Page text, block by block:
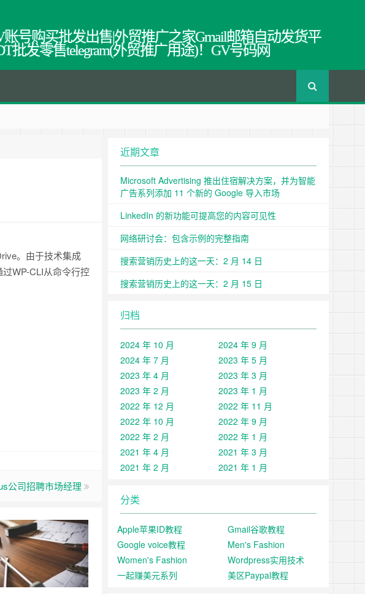
号购买批发出售|外贸推广之家Gmail邮箱自动发货平
批发零售telegram(外贸推广用途)！GV号码网
。由于技术集成
WP-CLI从命令行控
公司招聘市场经理
近期文章
Microsoft Advertising 推出住宿解决方案，并为智能
广告系列添加 11 个新的 Google 导入市场
LinkedIn 的新功能可提高您的内容可见性
网络研讨会：包含示例的完整指南
搜索营销历史上的这一天：2 月 14 日
搜索营销历史上的这一天：2 月 15 日
归档
2024 年 10 月
2024 年 9 月
2024 年 7 月
2023 年 5 月
2023 年 4 月
2023 年 3 月
2023 年 2 月
2023 年 1 月
2022 年 12 月
2022 年 11 月
2022 年 10 月
2022 年 9 月
2022 年 2 月
2022 年 1 月
2021 年 4 月
2021 年 3 月
2021 年 2 月
2021 年 1 月
分类
Apple苹果ID教程
Gmail谷歌教程
Google voice教程
Men's Fashion
Women's Fashion
Wordpress实用技术
一起赚美元系列
美区Paypal教程